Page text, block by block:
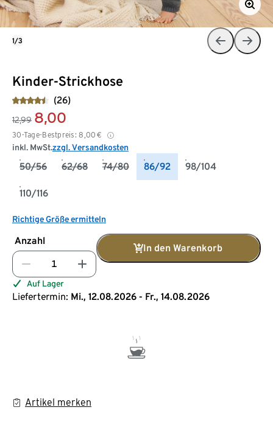
Kinder-Strickhose
(26)
12,99 8,00
30-Tage-Bestpreis: 8,00 €
inkl. MwSt.zzgl. Versandkosten
50/56 62/68 74/80 86/92 98/104
110/116
Richtige Größe ermitteln
Anzahl
In den Warenkorb
Auf Lager
Liefertermin: Mi., 12.08.2026 - Fr., 14.08.2026
Artikel merken
1/3